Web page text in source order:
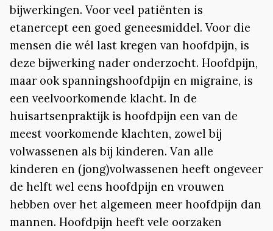
bijwerkingen. Voor veel patiënten is
etanercept een goed geneesmiddel. Voor die
mensen die wél last kregen van hoofdpijn, is
deze bijwerking nader onderzocht. Hoofdpijn,
maar ook spanningshoofdpijn en migraine, is
een veelvoorkomende klacht. In de
huisartsenpraktijk is hoofdpijn een van de
meest voorkomende klachten, zowel bij
volwassenen als bij kinderen. Van alle
kinderen en (jong)volwassenen heeft ongeveer
de helft wel eens hoofdpijn en vrouwen
hebben over het algemeen meer hoofdpijn dan
mannen. Hoofdpijn heeft vele oorzaken